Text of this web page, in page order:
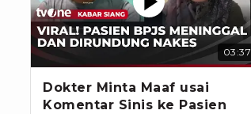
03:37
Dokter Minta Maaf usai
Komentar Sinis ke Pasien